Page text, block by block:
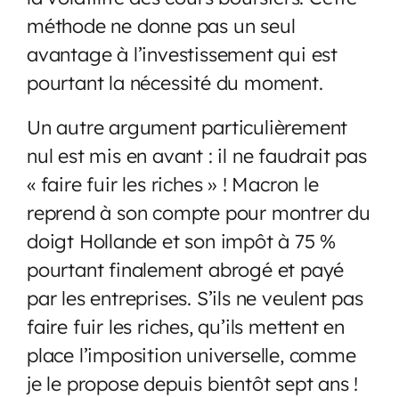
méthode ne donne pas un seul
avantage à l’investissement qui est
pourtant la nécessité du moment.
Un autre argument particulièrement
nul est mis en avant : il ne faudrait pas
« faire fuir les riches » ! Macron le
reprend à son compte pour montrer du
doigt Hollande et son impôt à 75 %
pourtant finalement abrogé et payé
par les entreprises. S’ils ne veulent pas
faire fuir les riches, qu’ils mettent en
place l’imposition universelle, comme
je le propose depuis bientôt sept ans !